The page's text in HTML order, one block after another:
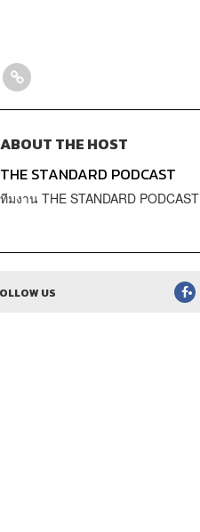
ABOUT THE HOST
THE STANDARD PODCAST
ทีมงาน THE STANDARD PODCAST
US